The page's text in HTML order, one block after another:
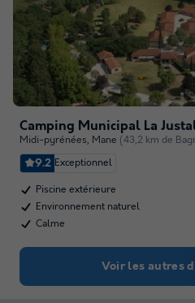
Camping Municipal La
Midi-pyrénées, Mane (43,2 km de
9.2 Exceptionnel
Piscine extérieure
Environnement naturel
Calme
Voir les autres